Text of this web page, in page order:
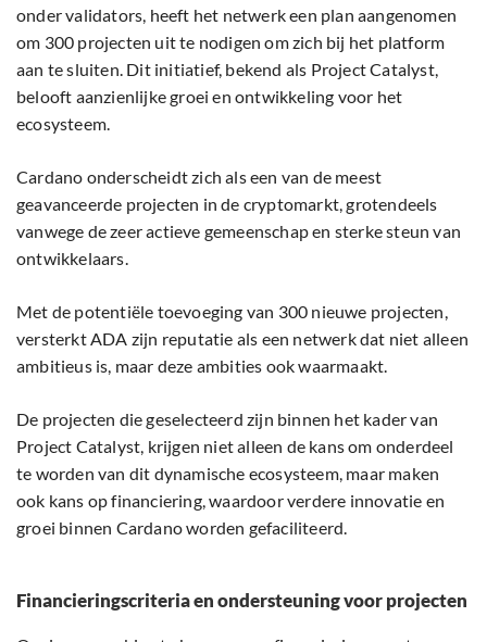
onder validators, heeft het netwerk een plan aangenomen
om 300 projecten uit te nodigen om zich bij het platform
aan te sluiten. Dit initiatief, bekend als Project Catalyst,
belooft aanzienlijke groei en ontwikkeling voor het
ecosysteem.
Cardano onderscheidt zich als een van de meest
geavanceerde projecten in de cryptomarkt, grotendeels
vanwege de zeer actieve gemeenschap en sterke steun van
ontwikkelaars.
Met de potentiële toevoeging van 300 nieuwe projecten,
versterkt ADA zijn reputatie als een netwerk dat niet alleen
ambitieus is, maar deze ambities ook waarmaakt.
De projecten die geselecteerd zijn binnen het kader van
Project Catalyst, krijgen niet alleen de kans om onderdeel
te worden van dit dynamische ecosysteem, maar maken
ook kans op financiering, waardoor verdere innovatie en
groei binnen Cardano worden gefaciliteerd.
Financieringscriteria en ondersteuning voor projecten